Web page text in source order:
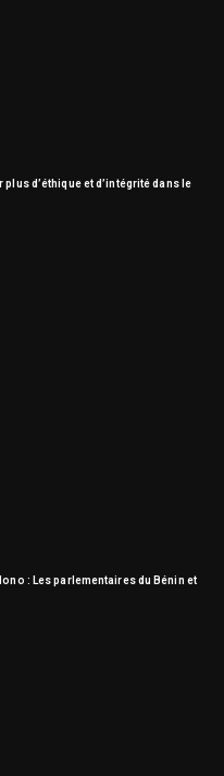
d’éthique et d’intégrité dans le
: Les parlementaires du Bénin et